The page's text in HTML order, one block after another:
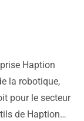
Haption
la robotique,
pour le secteur
de Haption…